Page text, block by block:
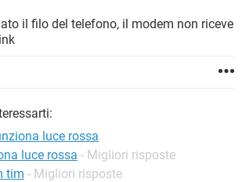
WINDOWS 10
il filo del telefono, il modem non riceve
luce rossa
luce rossa - Migliori risposte
tim - Migliori risposte